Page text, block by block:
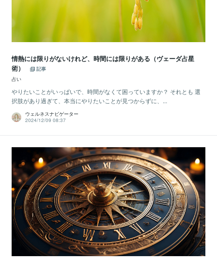
情熱には限りがないけれど、時間には限りがある（ヴェーダ占星
術）
記事
占い
やりたいことがいっぱいで、時間がなくて困っていますか？ それとも 選
択肢があり過ぎて、本当にやりたいことが見つからずに、...
ウェルネスナビゲーター
2024/12/09 08:37